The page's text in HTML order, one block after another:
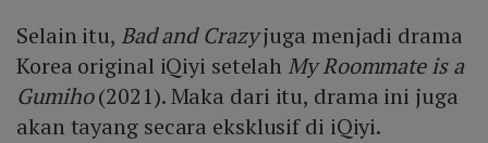
Selain itu, Bad and Crazyjuga menjadi drama
Korea original iQiyi setelah My Roommate is a
Gumiho(2021). Maka dari itu, drama ini juga
akan tayang secara eksklusif di iQiyi.